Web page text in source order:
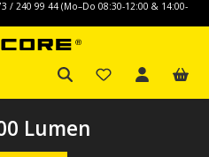
/ 240 99 44 (Mo–Do 08:30-12:00 & 14:00-
Lumen